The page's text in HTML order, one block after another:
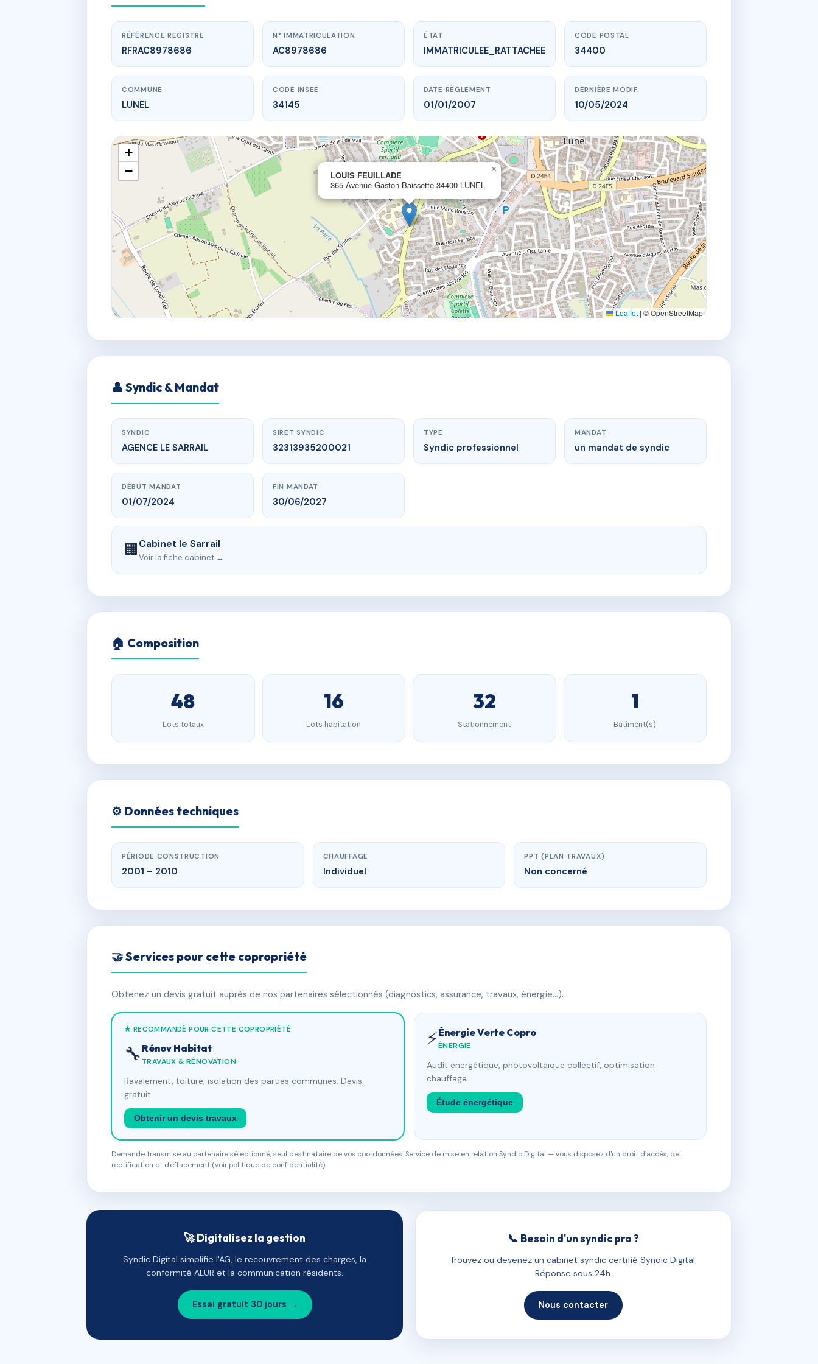
www.vme.plus/AC8978686
LOUIS FEUILLADE
365 Avenue Gaston Baissette34400 LUNEL
RÉFÉRENCE REGISTRE
RFRAC8978686
N° IMMATRICULATION
AC8978686
ÉTAT
IMMATRICULEE_RATTACHEE
CODE POSTAL
34400
COMMUNE
LUNEL
CODE INSEE
34145
DATE RÈGLEMENT
01/01/2007
DERNIÈRE MODIF.
10/05/2024
LOUIS FEUILLADE
365 Avenue Gaston Baissette 34400 LUNEL
×
+
−
Leaflet | © OpenStreetMap
👤 Syndic & Mandat
SYNDIC
AGENCE LE SARRAIL
SIRET SYNDIC
32313935200021
TYPE
Syndic professionnel
MANDAT
un mandat de syndic
DÉBUT MANDAT
01/07/2024
FIN MANDAT
30/06/2027
🏢Cabinet le Sarrail
Voir la fiche cabinet →
🏠 Composition
48
Lots totaux
16
Lots habitation
32
Stationnement
1
Bâtiment(s)
⚙️ Données techniques
PÉRIODE CONSTRUCTION
2001 – 2010
CHAUFFAGE
Individuel
PPT (PLAN TRAVAUX)
Non concerné
🤝 Services pour cette copropriété
Obtenez un devis gratuit auprès de nos partenaires sélectionnés (diagnostics, assurance, travaux, énergie…).
★ RECOMMANDÉ POUR CETTE COPROPRIÉTÉ
🔧 Rénov Habitat
TRAVAUX & RÉNOVATION
Ravalement, toiture, isolation des parties communes. Devis
gratuit.
Obtenir un devis travaux
⚡Énergie Verte Copro
ÉNERGIE
Audit énergétique, photovoltaïque collectif, optimisation
chauffage.
Étude énergétique
Demande transmise au partenaire sélectionné, seul destinataire de vos coordonnées. Service de mise en relation Syndic Digital — vous disposez d'un droit d'accès, de
rectification et d'effacement (voir politique de confidentialité).
🚀 Digitalisez la gestion
Syndic Digital simplifie l'AG, le recouvrement des charges, la
conformité ALUR et la communication résidents.
Essai gratuit 30 jours →
📞 Besoin d'un syndic pro ?
Trouvez ou devenez un cabinet syndic certifié Syndic Digital.
Réponse sous 24h.
Nous contacter